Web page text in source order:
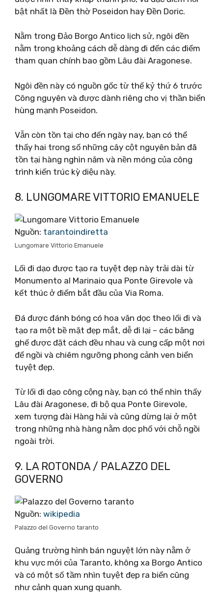
bật nhất là Đền thờ Poseidon hay Đền Doric.
Nằm trong Đảo Borgo Antico lịch sử, ngôi đền
nằm trong khoảng cách dễ dàng đi đến các điểm
tham quan chính bao gồm Lâu đài Aragonese.
Ngôi đền này có nguồn gốc từ thế kỷ thứ 6 trước
Công nguyên và được dành riêng cho vị thần biển
hùng mạnh Poseidon.
Vẫn còn tồn tại cho đến ngày nay, bạn có thể
thấy hai trong số những cây cột nguyên bản đã
tồn tại hàng nghìn năm và nền móng của công
trình kiến ​​trúc kỳ diệu này.
8. LUNGOMARE VITTORIO EMANUELE
Nguồn: tarantoindiretta
Lungomare Vittorio Emanuele
Lối đi dạo được tạo ra tuyệt đẹp này trải dài từ
Monumento al Marinaio qua Ponte Girevole và
kết thúc ở điểm bắt đầu của Via Roma.
Đá được đánh bóng có hoa văn dọc theo lối đi và
tạo ra một bề mặt đẹp mắt, dễ đi lại – các băng
ghế được đặt cách đều nhau và cung cấp một nơi
để ngồi và chiêm ngưỡng phong cảnh ven biển
tuyệt đẹp.
Từ lối đi dạo công cộng này, bạn có thể nhìn thấy
Lâu đài Aragonese, đi bộ qua Ponte Girevole,
xem tượng đài Hàng hải và cũng dừng lại ở một
trong những nhà hàng nằm dọc phố với chỗ ngồi
ngoài trời.
9. LA ROTONDA / PALAZZO DEL
GOVERNO
Nguồn: wikipedia
Palazzo del Governo taranto
Quảng trường hình bán nguyệt lớn này nằm ở
khu vực mới của Taranto, không xa Borgo Antico
và có một số tầm nhìn tuyệt đẹp ra biển cũng
như cảnh quan xung quanh.